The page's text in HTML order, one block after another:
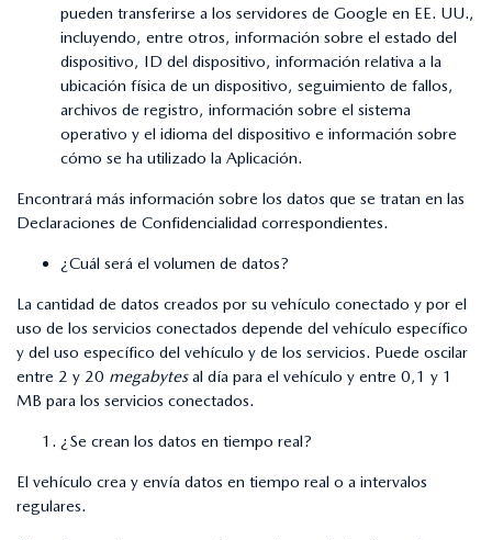
pueden transferirse a los servidores de Google en EE. UU.,
incluyendo, entre otros, información sobre el estado del
dispositivo, ID del dispositivo, información relativa a la
ubicación física de un dispositivo, seguimiento de fallos,
archivos de registro, información sobre el sistema
operativo y el idioma del dispositivo e información sobre
cómo se ha utilizado la Aplicación.
Encontrará más información sobre los datos que se tratan en las
Declaraciones de Confidencialidad correspondientes.
¿Cuál será el volumen de datos?
La cantidad de datos creados por su vehículo conectado y por el
uso de los servicios conectados depende del vehículo específico
y del uso específico del vehículo y de los servicios. Puede oscilar
entre 2 y 20 megabytesal día para el vehículo y entre 0,1 y 1
MB para los servicios conectados.
¿Se crean los datos en tiempo real?
El vehículo crea y envía datos en tiempo real o a intervalos
regulares.